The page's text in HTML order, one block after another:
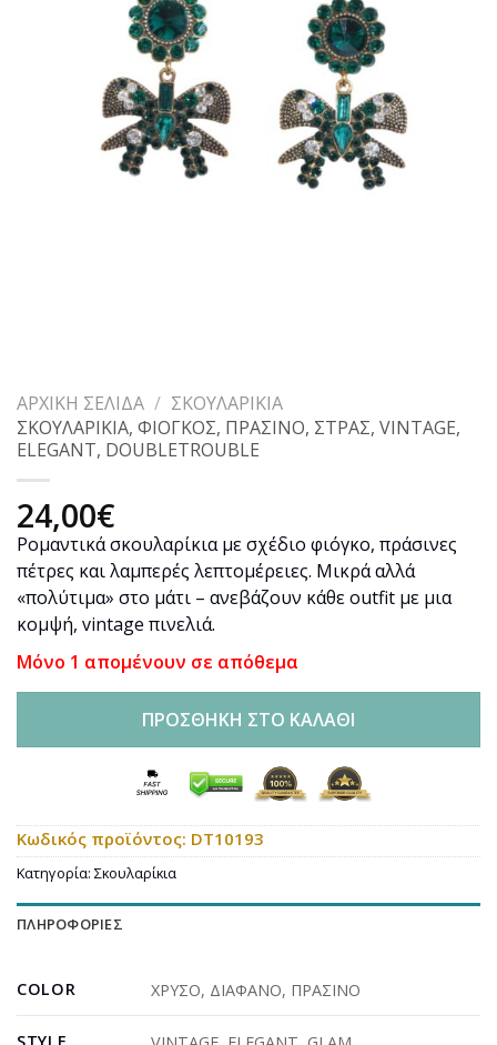
ΑΡΧΙΚΉ ΣΕΛΊΔΑ / ΣΚΟΥΛΑΡΊΚΙΑ
ΣΚΟΥΛΑΡΙΚΙΑ, ΦΙΟΓΚΟΣ, ΠΡΑΣΙΝΟ, ΣΤΡΑΣ, VINTAGE,
ELEGANT, DOUBLETROUBLE
24,00€
Ρομαντικά σκουλαρίκια με σχέδιο φιόγκο, πράσινες
πέτρες και λαμπερές λεπτομέρειες. Μικρά αλλά
«πολύτιμα» στο μάτι – ανεβάζουν κάθε outfit με μια
κομψή, vintage πινελιά.
Μόνο 1 απομένουν σε απόθεμα
ΠΡΟΣΘΉΚΗ ΣΤΟ ΚΑΛΆΘΙ
Κωδικός προϊόντος: DT10193
Κατηγορία: Σκουλαρίκια
ΠΛΗΡΟΦΟΡΊΕΣ
COLOR ΧΡΥΣΟ, ΔΙΑΦΑΝΟ, ΠΡΑΣΙΝΟ